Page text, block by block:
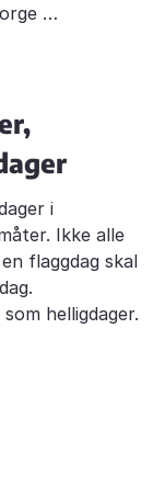
…
i
Ikke alle
flaggdag skal
helligdager.